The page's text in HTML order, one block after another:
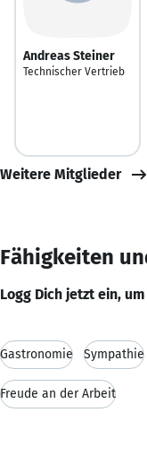
Andreas Steiner
Technischer Vertrieb
Weitere Mitglieder
Fähigkeiten
Logg Dich jetzt ein,
Gastronomie Sympathie
Freude an der Arbeit